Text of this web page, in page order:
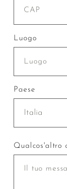
Luogo
Paese
Italia
Qualcos'altro